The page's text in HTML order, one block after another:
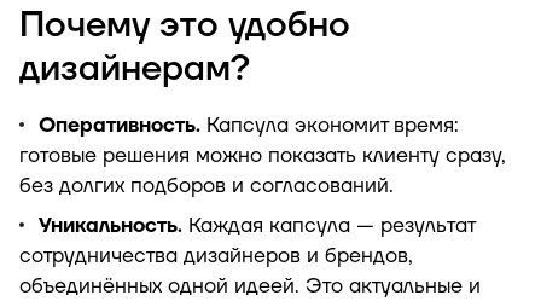
Почему это удобно
дизайнерам?
Оперативность. Капсула экономит время:
готовые решения можно показать клиенту сразу,
без долгих подборов и согласований.
Уникальность. Каждая капсула — результат
сотрудничества дизайнеров и брендов,
объединённых одной идеей. Это актуальные и